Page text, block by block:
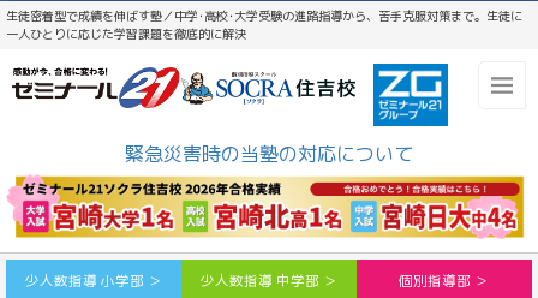
生徒密着型で成績を伸ばす塾／中学･高校･大学受験の進路指導から、苦手克服対策まで。生徒に
一人ひとりに応じた学習課題を徹底的に解決
緊急災害時の当塾の対応について
少人数指導 小学部 ＞ 少人数指導 中学部 ＞ 個別指導部 ＞